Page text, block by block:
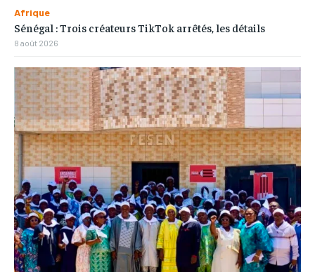
Afrique
Sénégal : Trois créateurs TikTok arrêtés, les détails
8 août 2026